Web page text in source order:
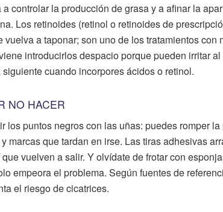
controlar la producción de grasa y a afinar la
Los retinoides (retinol o retinoides de
vuelva a taponar; son uno de los tratamientos con
introducirlos despacio porque pueden irritar
cuando incorpores ácidos o retinol.
NO HACER
los puntos negros con las uñas: puedes romper
marcas que tardan en irse. Las tiras adhesivas
vuelven a salir. Y olvídate de frotar con
empeora el problema. Según fuentes de
el riesgo de cicatrices.